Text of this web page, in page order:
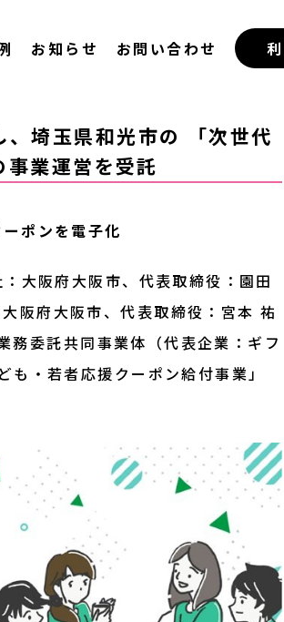
お知らせ お問い合わせ
埼玉県和光市の 「次世代
業運営を受託
ポンを電子化
大阪府大阪市、代表取締役：園田
阪府大阪市、代表取締役：宮本 祐
委託共同事業体（代表企業：ギフ
・若者応援クーポン給付事業」